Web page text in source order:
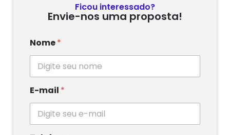
Ficou interessado?
Envie-nos uma proposta!
Nome*
E-mail *